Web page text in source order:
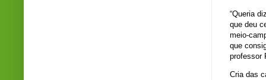
“Queria
que deu
meio-
que
professor
Cria das